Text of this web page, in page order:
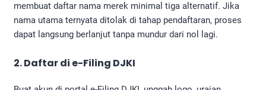
membuat daftar nama merek minimal tiga alternatif. Jika
nama utama ternyata ditolak di tahap pendaftaran, proses
dapat langsung berlanjut tanpa mundur dari nol lagi.
2. Daftar di e-Filing DJKI